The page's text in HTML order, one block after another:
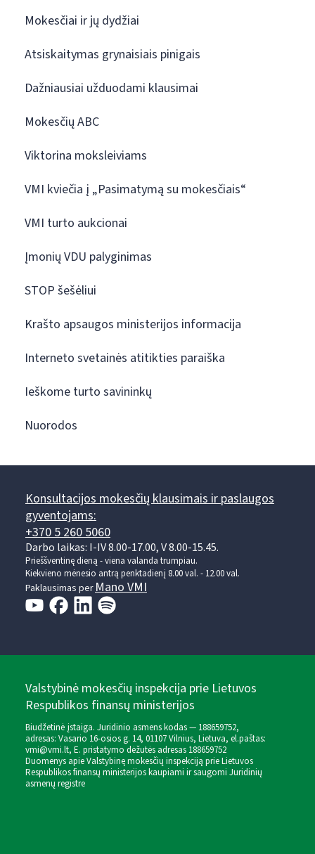
Mokesčiai ir jų dydžiai
Atsiskaitymas grynaisiais pinigais
Dažniausiai užduodami klausimai
Mokesčių ABC
Viktorina moksleiviams
VMI kviečia į „Pasimatymą su mokesčiais“
VMI turto aukcionai
Įmonių VDU palyginimas
STOP šešėliui
Krašto apsaugos ministerijos informacija
Interneto svetainės atitikties paraiška
Ieškome turto savininkų
Nuorodos
Konsultacijos mokesčių klausimais ir paslaugos
gyventojams:
+370 5 260 5060
Darbo laikas: I-IV 8.00-17.00, V 8.00-15.45.
Prieššventinę dieną - viena valanda trumpiau.
Kiekvieno mėnesio antrą penktadienį 8.00 val. - 12.00 val.
Paklausimas perMano VMI
Valstybinė mokesčių inspekcija prie Lietuvos
Respublikos finansų ministerijos
Biudžetinė įstaiga. Juridinio asmens kodas — 188659752,
adresas: Vasario 16-osios g. 14, 01107 Vilnius, Lietuva, el.paštas:
vmi@vmi.lt, E. pristatymo dėžutės adresas 188659752
Duomenys apie Valstybinę mokesčių inspekciją prie Lietuvos
Respublikos finansų ministerijos kaupiami ir saugomi Juridinių
asmenų registre